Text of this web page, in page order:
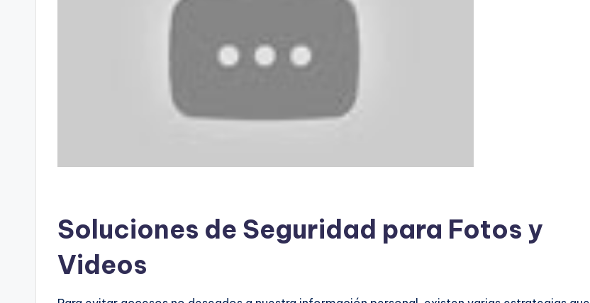
Soluciones de Seguridad para Fotos y
Videos